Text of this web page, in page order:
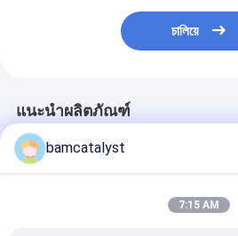
চালিয়ে
แนะนำผลิตภัณฑ์
bamcatalyst
7:15 AM